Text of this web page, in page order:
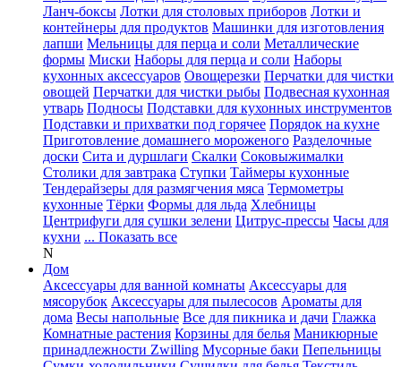
Ланч-боксы Лотки для столовых приборов Лотки и
контейнеры для продуктов Машинки для изготовления
лапши Мельницы для перца и соли Металлические
формы Миски Наборы для перца и соли Наборы
кухонных аксессуаров Овощерезки Перчатки для чистки
овощей Перчатки для чистки рыбы Подвесная кухонная
утварь Подносы Подставки для кухонных инструментов
Подставки и прихватки под горячее Порядок на кухне
Приготовление домашнего мороженого Разделочные
доски Сита и дуршлаги Скалки Соковыжималки
Столики для завтрака Ступки Таймеры кухонные
Тендерайзеры для размягчения мяса Термометры
кухонные Тёрки Формы для льда Хлебницы
Центрифуги для сушки зелени Цитрус-прессы Часы для
кухни ... Показать все
N
Дом
Аксессуары для ванной комнаты Аксессуары для
мясорубок Аксессуары для пылесосов Ароматы для
дома Весы напольные Все для пикника и дачи Глажка
Комнатные растения Корзины для белья Маникюрные
принадлежности Zwilling Мусорные баки Пепельницы